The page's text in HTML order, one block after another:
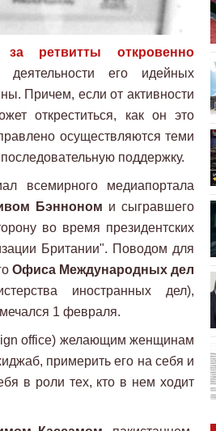
за ретвитты откровенно
его идейных
Причем, если от активности
откреститься, как он это
осуществляются теми
поддержку.
всемирного медиапортала
Бэнноном и сыгравшего
во время президентских
Британии". Поводом для
Офиса Международных дел
иностранных дел),
1 февраля.
office) желающим женщинам
примерить его на себя и
в роли тех, кто в нем ходит